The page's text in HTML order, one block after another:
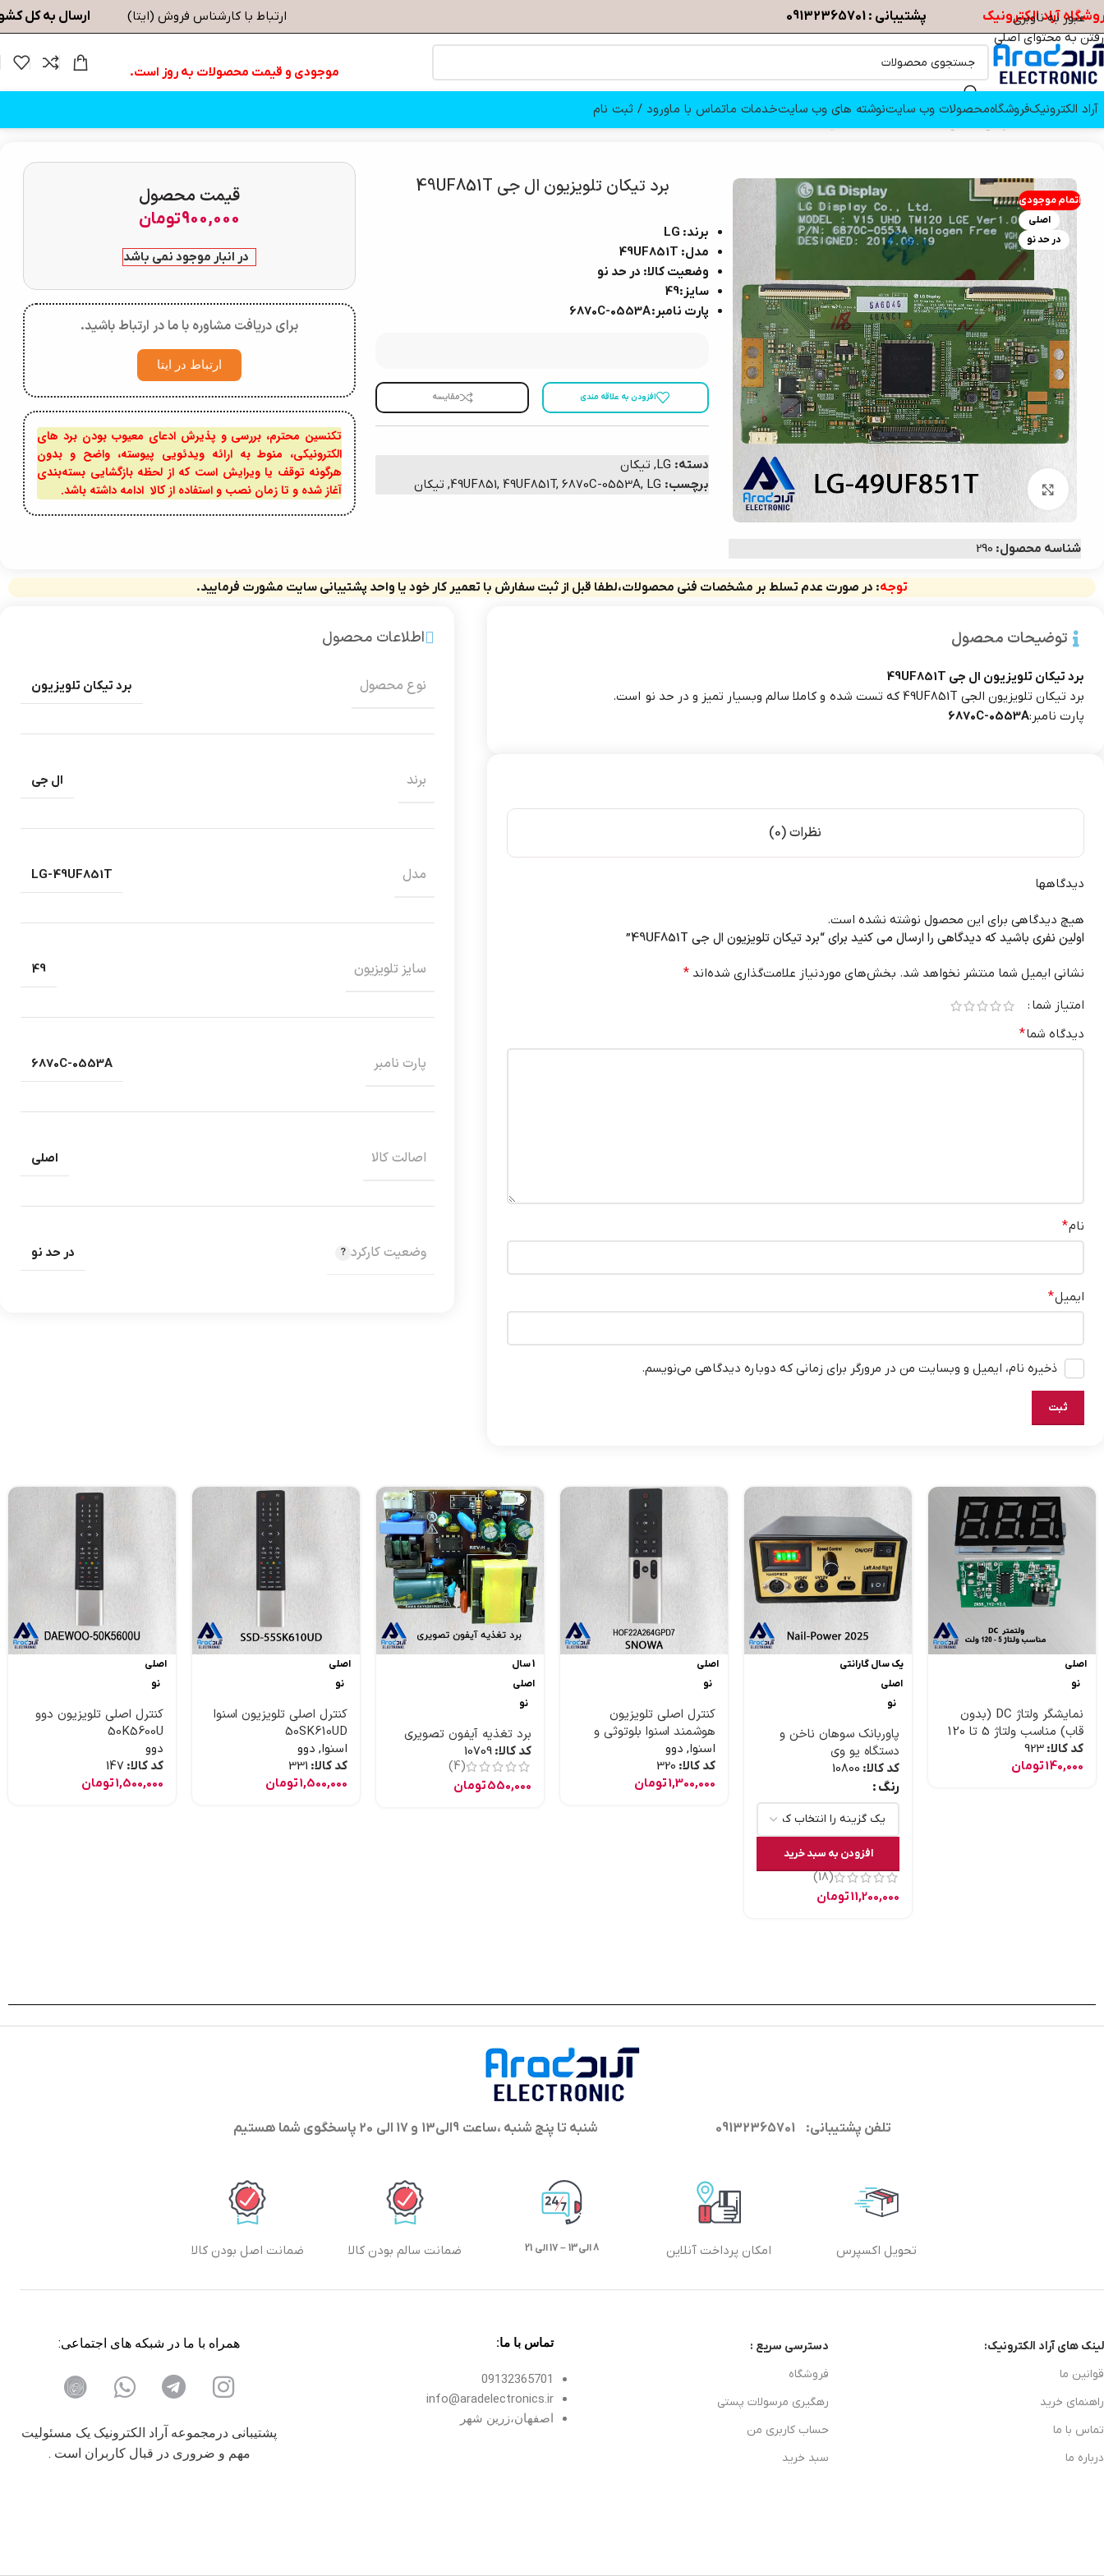
عبور به ناوبری
رفتن به محتوای اصلی
آراد الکترونیک پشتیبانی : 09132365701 ارتباط با کارشناس فروش (ایتا) ارسال به کل
موجودی و قیمت محصولات به روز است.
آراد الکترونیکفروشگاهمحصولات وب سایتنوشته های وب سایتخدمات ماتماس با ماورود / ثبت نام
اتمام موجودی
اصلی
در حد نو
بزرگنمایی تصویر
شناسه محصول: 290
برد تیکان تلویزیون ال جی 49UF851T
برند: LG
مدل: 49UF851T
وضعیت کالا: در حد نو
سایز:49
پارت نامبر:6870C-0553A
افزودن به علاقه مندی مقایسه
دسته: LG
, تیکان
برچسب:
49UF851, 49UF851T, 6870C-0553A, LG
, تیکان
قیمت محصول
900,000تومان
در انبار موجود نمی باشد
برای دریافت مشاوره با ما در ارتباط باشید.
ارتباط در ایتا
تکنسین محترم، بررسی و پذیرش ادعای معیوب بودن برد های
الکترونیکی، منوط به ارائه ویدئویی پیوسته، واضح و بدون
هرگونه توقف یا ویرایش است که از لحظه بازگشایی بسته‌بندی
آغاز شده و تا زمان نصب و استفاده از کالا ادامه داشته باشد.
توجه: در صورت عدم تسلط بر مشخصات فنی محصولات،لطفا قبل از ثبت سفارش با تعمیر کار خود یا واحد پشتیبانی سایت مشورت فرمایید.
توضیحات محصول
برد تیکان تلویزیون ال جی 49UF851T
برد تیکان تلویزیون الجی 49UF851T که تست شده و کاملا سالم وبسیار تمیز و در حد نو است.
پارت نامبر:6870C-0553A
نظرات (0)
دیدگاهها
هیچ دیدگاهی برای این محصول نوشته نشده است.
اولین نفری باشید که دیدگاهی را ارسال می کنید برای “برد تیکان تلویزیون ال جی 49UF851T”
نشانی ایمیل شما منتشر نخواهد شد. بخش‌های موردنیاز علامت‌گذاری شده‌اند *
امتیاز شما
دیدگاه شما*
نام*
ایمیل*
ذخیره نام، ایمیل و وبسایت من در مرورگر برای زمانی که دوباره دیدگاهی می‌نویسم.
اطلاعات محصول
نوع محصول برد تیکان تلویزیون
برند ال جی
مدل LG-49UF851T
سایز تلویزیون 49
پارت نامبر 6870C-0553A
اصالت کالا اصلی
وضعیت کارکرد در حد نو
اصلی
نو
نمایشگر ولتاژ DC (بدون
قاب) مناسب ولتاژ 5 تا 120
ولت
کد کالا: 923
140,000تومان
یک سال گارانتی
اصلی
نو
پاوربانک سوهان ناخن و
دستگاه یو وی
کد کالا: 10800
رنگ
افزودن به سبد خرید
(18)
11,200,000تومان
اصلی
نو
کنترل اصلی تلویزیون
هوشمند اسنوا بلوتوثی و
موس دار و جستجوی صوتی
اسنوا, دوو
کد کالا: 320
1,300,000تومان
1 سال
اصلی
نو
برد تغذیه آیفون تصویری
کد کالا: 10709
(4)
550,000تومان
اصلی
نو
کنترل اصلی تلویزیون اسنوا
50SK610UD
اسنوا, دوو
کد کالا: 331
1,500,000تومان
اصلی
نو
کنترل اصلی تلویزیون دوو
50K5600U
دوو
کد کالا: 147
1,500,000تومان
تلفن پشتیبانی: 09132365701 شنبه تا پنج شنبه ،ساعت 9الی13 و 17 الی 20 پاسخگوی شما هستیم
تحویل اکسپرس امکان پرداخت آنلاین 8 الی13 – 17 الی 21 ضمانت سالم بودن کالا ضمانت اصل بودن کالا
لینک های آراد الکترونیک:
قوانین ما
راهنمای خرید
تماس با ما
درباره ما
دسترسی سریع :
فروشگاه
رهگیری مرسولات پستی
حساب کاربری من
سبد خرید
تماس با ما:
09132365701
info@aradelectronics.ir
اصفهان،زرین شهر
همراه با ما در شبکه های اجتماعی:
پشتیبانی درمجموعه آراد الکترونیک یک مسئولیت
مهم و ضروری در قبال کاربران است .